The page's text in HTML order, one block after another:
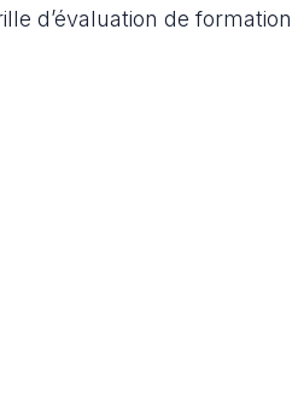
d’évaluation de